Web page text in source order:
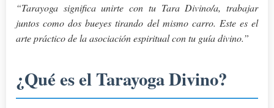
“Tarayoga significa unirte con tu Tara Divino/a, trabajar
juntos como dos bueyes tirando del mismo carro. Este es el
arte práctico de la asociación espiritual con tu guía divino.”
¿Qué es el Tarayoga Divino?